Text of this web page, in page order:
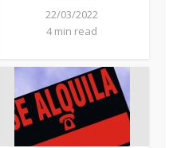
22/03/2022
4 min read